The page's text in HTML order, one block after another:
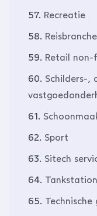
57. Recreatie
58. Reisbranche
59. Retail non-
60. Schilders-,
61.
62. Sport
63. Sitech
64.
65.